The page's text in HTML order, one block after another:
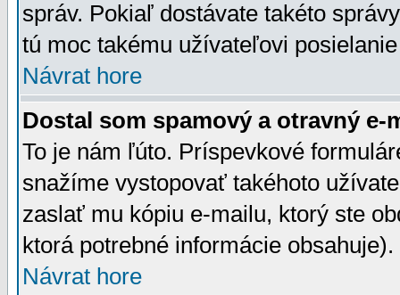
správ. Pokiaľ dostávate takéto
tú moc takému užívateľovi
Návrat hore
Dostal som spamový a otravný e-
To je nám ľúto. Príspevkové
snažíme vystopovať takéhoto
zaslať mu kópiu e-mailu, ktorý ste
ktorá potrebné informácie
Návrat hore